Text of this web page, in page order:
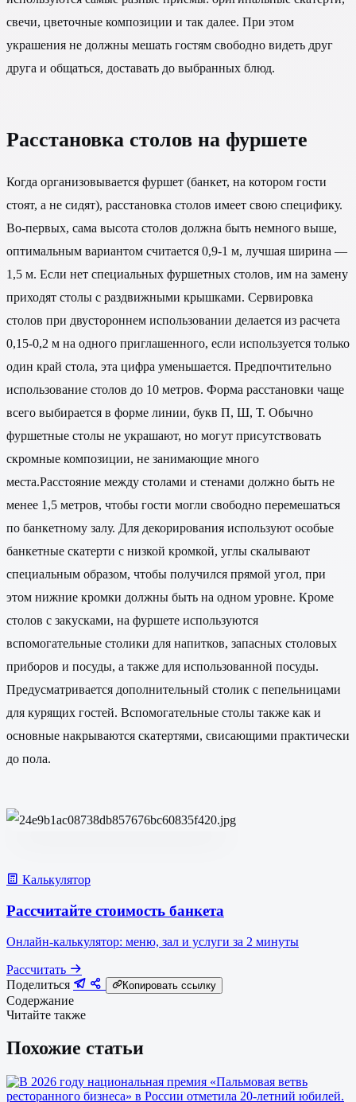
свечи, цветочные композиции и так далее. При этом
украшения не должны мешать гостям свободно видеть друг
друга и общаться, доставать до выбранных блюд.
Расстановка столов на фуршете
Когда организовывается фуршет (банкет, на котором гости
стоят, а не сидят), расстановка столов имеет свою специфику.
Во-первых, сама высота столов должна быть немного выше,
оптимальным вариантом считается 0,9-1 м, лучшая ширина —
1,5 м. Если нет специальных фуршетных столов, им на замену
приходят столы с раздвижными крышками. Сервировка
столов при двустороннем использовании делается из расчета
0,15-0,2 м на одного приглашенного, если используется только
один край стола, эта цифра уменьшается. Предпочтительно
использование столов до 10 метров. Форма расстановки чаще
всего выбирается в форме линии, букв П, Ш, Т. Обычно
фуршетные столы не украшают, но могут присутствовать
скромные композиции, не занимающие много
места.Расстояние между столами и стенами должно быть не
менее 1,5 метров, чтобы гости могли свободно перемешаться
по банкетному залу. Для декорирования используют особые
банкетные скатерти с низкой кромкой, углы скалывают
специальным образом, чтобы получился прямой угол, при
этом нижние кромки должны быть на одном уровне. Кроме
столов с закусками, на фуршете используются
вспомогательные столики для напитков, запасных столовых
приборов и посуды, а также для использованной посуды.
Предусматривается дополнительный столик с пепельницами
для курящих гостей. Вспомогательные столы также как и
основные накрываются скатертями, свисающими практически
до пола.
Калькулятор
Рассчитайте стоимость банкета
Онлайн-калькулятор: меню, зал и услуги за 2 минуты
Рассчитать
Поделиться
Копировать ссылку
Содержание
Читайте также
Похожие статьи